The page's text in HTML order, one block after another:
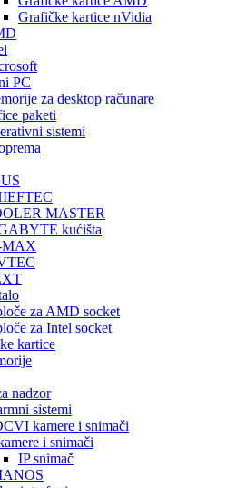
Grafičke kartice nVidia
PC
za desktop računare
paketi
sistemi
MASTER
kućišta
MAX
za AMD socket
za Intel socket
kartice
nadzor
sistemi
kamere i snimači
i snimači
IP snimač